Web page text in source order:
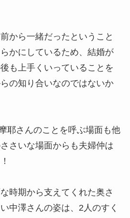
から一緒だったということ
かにしているため、結婚が
も上手くいっていることを
の知り合いなのではないか
耶さんのことを呼ぶ場面も他
さいな場面からも夫婦仲は
時期から支えてくれた奥さ
中澤さんの姿は、2人のすく